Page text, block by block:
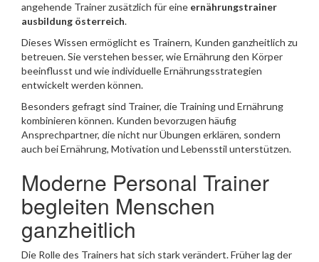
angehende Trainer zusätzlich für eine ernährungstrainer
ausbildung österreich.
Dieses Wissen ermöglicht es Trainern, Kunden ganzheitlich zu
betreuen. Sie verstehen besser, wie Ernährung den Körper
beeinflusst und wie individuelle Ernährungsstrategien
entwickelt werden können.
Besonders gefragt sind Trainer, die Training und Ernährung
kombinieren können. Kunden bevorzugen häufig
Ansprechpartner, die nicht nur Übungen erklären, sondern
auch bei Ernährung, Motivation und Lebensstil unterstützen.
Moderne Personal Trainer
begleiten Menschen
ganzheitlich
Die Rolle des Trainers hat sich stark verändert. Früher lag der